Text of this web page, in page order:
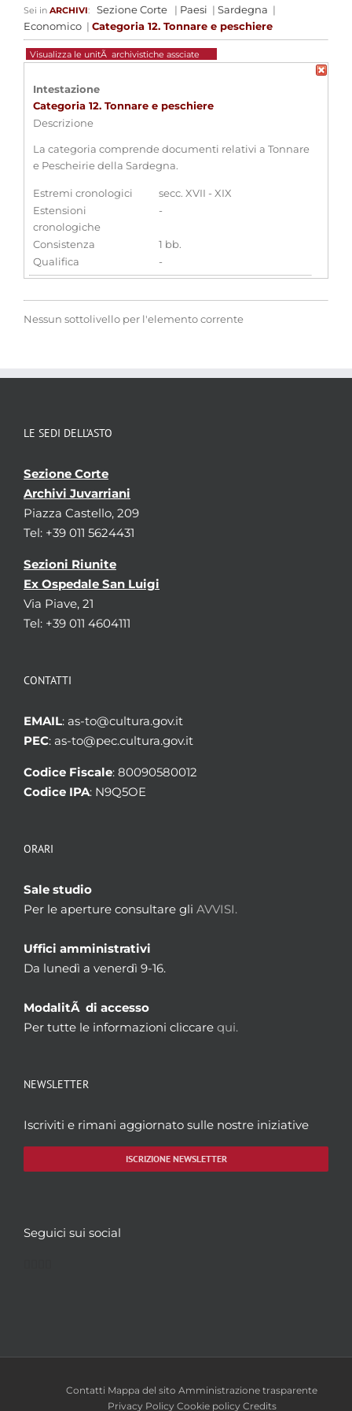
Sei in ARCHIVI: Sezione Corte | Paesi | Sardegna |
Economico | Categoria 12. Tonnare e peschiere
Visualizza le unitÃ archivistiche assciate
Intestazione
Categoria 12. Tonnare e peschiere
Descrizione
La categoria comprende documenti relativi a Tonnare
e Pescheirie della Sardegna.
Estremi cronologici
secc. XVII - XIX
Estensioni
cronologiche
-
Consistenza
1 bb.
Qualifica
-
Nessun sottolivello per l'elemento corrente
LE SEDI DELL’ASTO
Sezione Corte
Archivi Juvarriani
Piazza Castello, 209
Tel: +39 011 5624431
Sezioni Riunite
Ex Ospedale San Luigi
Via Piave, 21
Tel: +39 011 4604111
CONTATTI
EMAIL: as-to@cultura.gov.it
PEC: as-to@pec.cultura.gov.it
Codice Fiscale: 80090580012
Codice IPA: N9Q5OE
ORARI
Sale studio
Per le aperture consultare gli AVVISI.
Uffici amministrativi
Da lunedì a venerdì 9-16.
ModalitÃ di accesso
Per tutte le informazioni cliccare qui.
NEWSLETTER
Iscriviti e rimani aggiornato sulle nostre iniziative
ISCRIZIONE NEWSLETTER
Seguici sui social
Contatti Mappa del sito Amministrazione trasparente
Privacy Policy Cookie policy Credits